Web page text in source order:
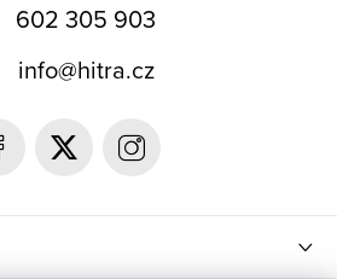
602 305 903
info@hitra.cz